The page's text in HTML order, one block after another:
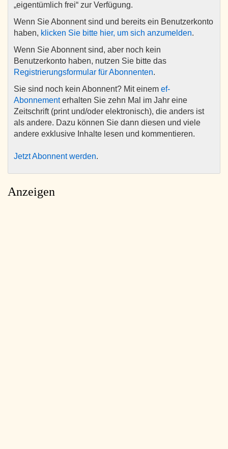
„eigentümlich frei“ zur Verfügung.
Wenn Sie Abonnent sind und bereits ein Benutzerkonto
haben, klicken Sie bitte hier, um sich anzumelden.
Wenn Sie Abonnent sind, aber noch kein
Benutzerkonto haben, nutzen Sie bitte das
Registrierungsformular für Abonnenten.
Sie sind noch kein Abonnent? Mit einem ef-
Abonnementerhalten Sie zehn Mal im Jahr eine
Zeitschrift (print und/oder elektronisch), die anders ist
als andere. Dazu können Sie dann diesen und viele
andere exklusive Inhalte lesen und kommentieren.
Jetzt Abonnent werden.
Anzeigen